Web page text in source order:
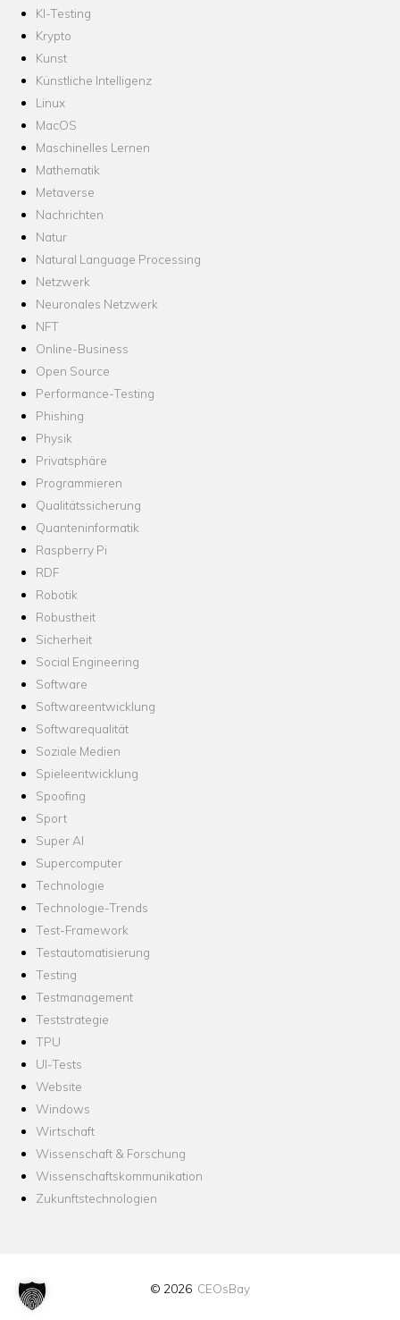
KI-Testing
Krypto
Kunst
Künstliche Intelligenz
Linux
MacOS
Maschinelles Lernen
Mathematik
Metaverse
Nachrichten
Natur
Natural Language Processing
Netzwerk
Neuronales Netzwerk
NFT
Online-Business
Open Source
Performance-Testing
Phishing
Physik
Privatsphäre
Programmieren
Qualitätssicherung
Quanteninformatik
Raspberry Pi
RDF
Robotik
Robustheit
Sicherheit
Social Engineering
Software
Softwareentwicklung
Softwarequalität
Soziale Medien
Spieleentwicklung
Spoofing
Sport
Super AI
Supercomputer
Technologie
Technologie-Trends
Test-Framework
Testautomatisierung
Testing
Testmanagement
Teststrategie
TPU
UI-Tests
Website
Windows
Wirtschaft
Wissenschaft & Forschung
Wissenschaftskommunikation
Zukunftstechnologien
© 2026 CEOsBay